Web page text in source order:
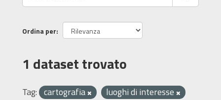
Ordina per
1 dataset trovato
Tag: cartografia
luoghi di interesse